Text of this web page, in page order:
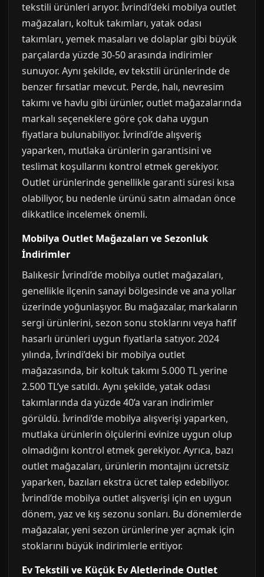
tekstili ürünleri arıyor. İvrindi’deki mobilya outlet
mağazaları, koltuk takımları, yatak odası
takımları, yemek masaları ve dolaplar gibi büyük
parçalarda yüzde 30-50 arasında indirimler
sunuyor. Aynı şekilde, ev tekstili ürünlerinde de
benzer fırsatlar mevcut. Perde, halı, nevresim
takımı ve havlu gibi ürünler, outlet mağazalarında
markalı seçeneklere göre çok daha uygun
fiyatlara bulunabiliyor. İvrindi’de alışveriş
yaparken, mutlaka ürünlerin garantisini ve
teslimat koşullarını kontrol etmek gerekiyor.
Outlet ürünlerinde genellikle garanti süresi kısa
olabiliyor, bu nedenle ürünü satın almadan önce
dikkatlice incelemek önemli.
Mobilya Outlet Mağazaları ve Sezonluk
İndirimler
Balıkesir İvrindi’de mobilya outlet mağazaları,
genellikle ilçenin sanayi bölgesinde ve ana yollar
üzerinde yoğunlaşıyor. Bu mağazalar, markaların
sergi ürünlerini, sezon sonu stoklarını veya hafif
hasarlı ürünleri uygun fiyatlarla satıyor. 2024
yılında, İvrindi’deki bir mobilya outlet
mağazasında, bir koltuk takımı 5.000 TL yerine
2.500 TL’ye satıldı. Aynı şekilde, yatak odası
takımlarında da yüzde 40’a varan indirimler
görüldü. İvrindi’de mobilya alışverişi yaparken,
mutlaka ürünlerin ölçülerini evinize uygun olup
olmadığını kontrol etmek gerekiyor. Ayrıca, bazı
outlet mağazaları, ürünlerin montajını ücretsiz
yaparken, bazıları ekstra ücret talep edebiliyor.
İvrindi’de mobilya outlet alışverişi için en uygun
dönem, yaz ve kış sezonu sonları. Bu dönemlerde
mağazalar, yeni sezon ürünlerine yer açmak için
stoklarını büyük indirimlerle eritiyor.
Ev Tekstili ve Küçük Ev Aletlerinde Outlet